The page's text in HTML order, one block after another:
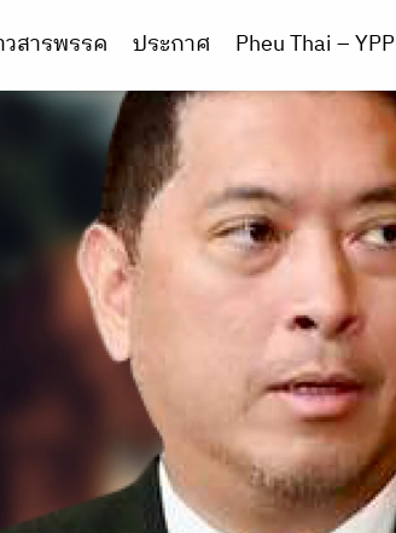
วสารพรรค ประกาศ Pheu Thai – YPP